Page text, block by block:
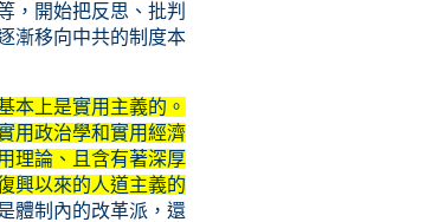
，開始把反思、批判
漸移向中共的制度本
本上是實用主義的。
用政治學和實用經濟
理論、且含有著深厚
興以來的人道主義的
體制內的改革派，還